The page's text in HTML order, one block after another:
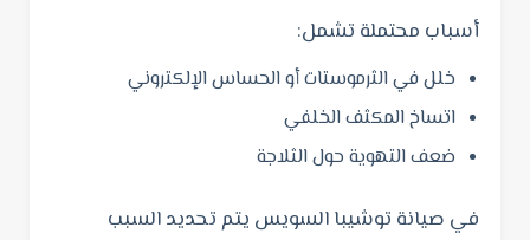
أسباب محتملة تشمل:
خلل في الثرموستات أو الحساس الإلكتروني
اتساخ المكثف الخلفي
ضعف التهوية حول الثلاجة
في صيانة توشيبا السويس يتم تحديد السبب